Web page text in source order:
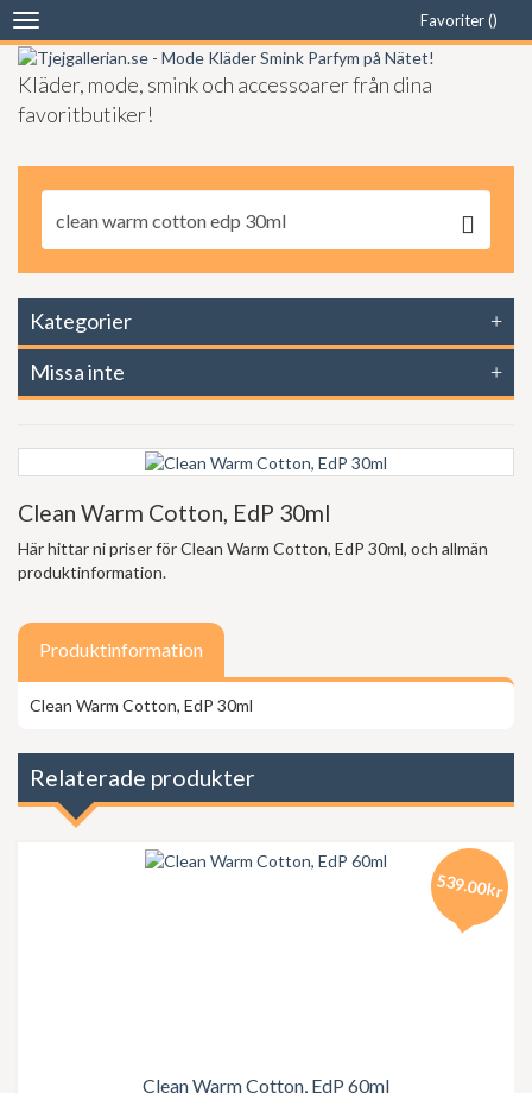
Favoriter ()
Kläder, mode, smink och accessoarer från dina
favoritbutiker!
Toggle
navigation
Kategorier
Missa inte
Clean Warm Cotton, EdP 30ml
Här hittar ni priser för Clean Warm Cotton, EdP 30ml, och allmän
produktinformation.
Produktinformation
Clean Warm Cotton, EdP 30ml
Relaterade produkter
Clean Warm Cotton, EdP 60ml
539.00kr